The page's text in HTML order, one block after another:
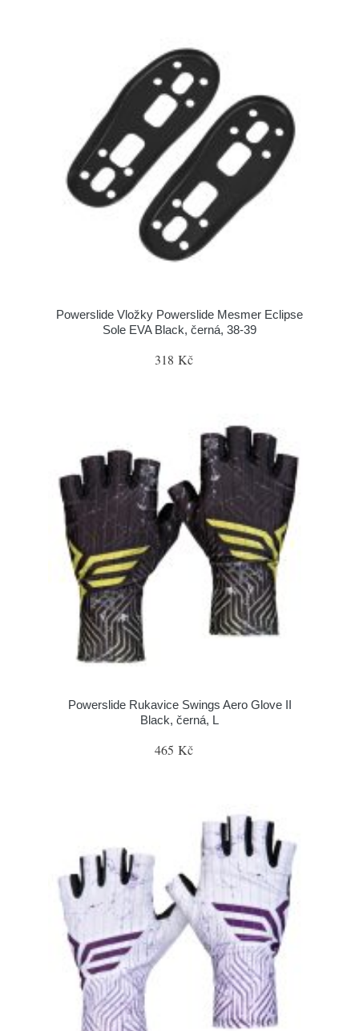
Powerslide Vložky Powerslide Mesmer Eclipse
Sole EVA Black, černá, 38-39
318 Kč
Powerslide Rukavice Swings Aero Glove II
Black, černá, L
465 Kč